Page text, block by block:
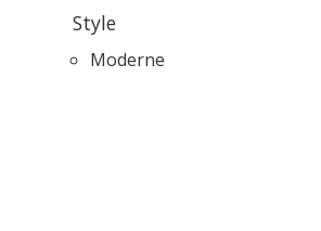
Style
Moderne